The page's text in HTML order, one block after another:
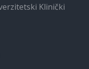
Klinički